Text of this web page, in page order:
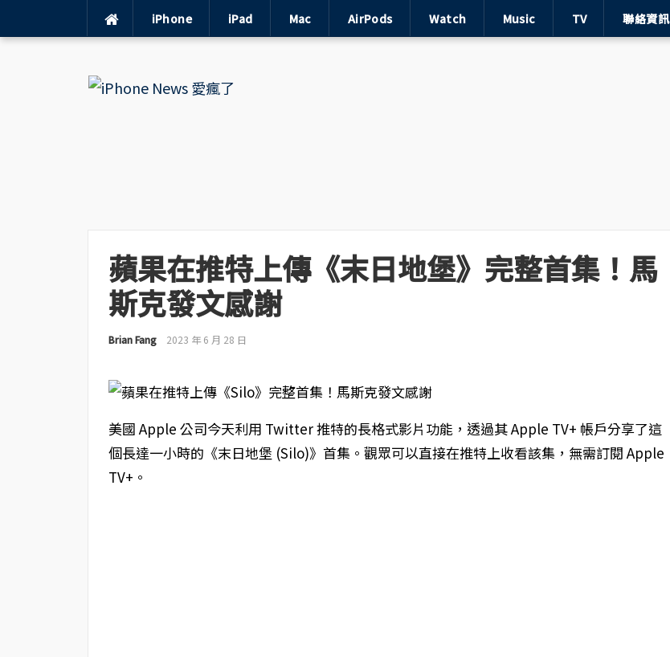
iPhone iPad Mac AirPods Watch Music TV 聯絡資訊
蘋果在推特上傳《末日地堡》完整首集！馬
斯克發文感謝
Brian Fang 2023 年 6 月 28 日
美國 Apple 公司今天利用 Twitter 推特的長格式影片功能，透過其 ‌Apple TV+‌ 帳戶分享了這
個長達一小時的《末日地堡 (Silo)》首集。觀眾可以直接在推特上收看該集，無需訂閱 ‌Apple
TV+‌。